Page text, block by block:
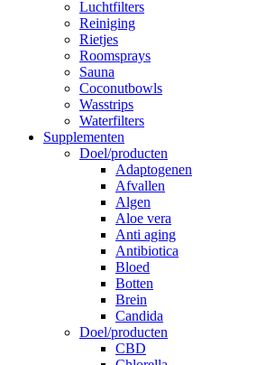
Luchtfilters
Reiniging
Rietjes
Roomsprays
Sauna
Coconutbowls
Wasstrips
Waterfilters
Supplementen
Doel/producten
Adaptogenen
Afvallen
Algen
Aloe vera
Anti aging
Antibiotica
Bloed
Botten
Brein
Candida
Doel/producten
CBD